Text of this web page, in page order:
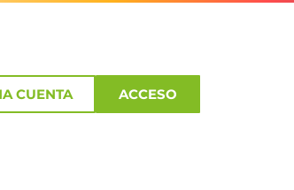
CUENTA ACCESO